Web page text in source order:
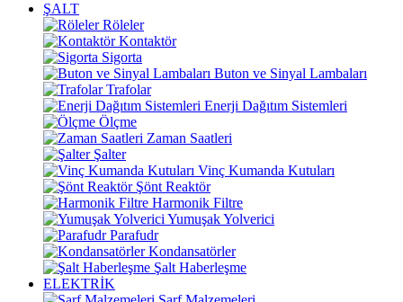
ŞALT
Röleler
Kontaktör
Sigorta
Buton ve Sinyal Lambaları
Trafolar
Enerji Dağıtım Sistemleri
Ölçme
Zaman Saatleri
Şalter
Vinç Kumanda Kutuları
Şönt Reaktör
Harmonik Filtre
Yumuşak Yolverici
Parafudr
Kondansatörler
Şalt Haberleşme
ELEKTRİK